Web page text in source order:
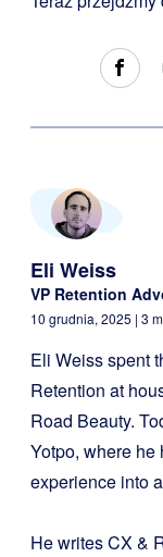
Eli Weiss
VP Retention
10 grudnia, 2025 | 3
Eli Weiss spent
Retention at
Road Beauty.
Yotpo, where he
experience into
He writes CX &